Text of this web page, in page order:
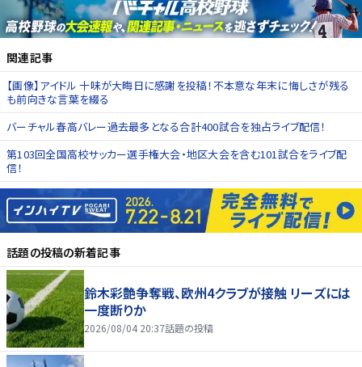
関連記事
【画像】アイドル 十味が大晦日に感謝を投稿！不本意な年末に悔しさが残る
も前向きな言葉を綴る
バーチャル春高バレー過去最多となる合計400試合を独占ライブ配信！
第103回全国高校サッカー選手権大会・地区大会を含む101試合をライブ配
信！
話題の投稿の新着記事
鈴木彩艶争奪戦、欧州4クラブが接触 リーズには
一度断りか
2026/08/04 20:37話題の投稿